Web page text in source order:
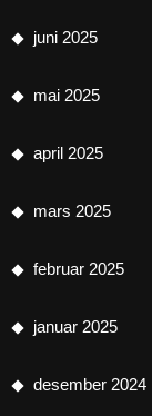
juni 2025
mai 2025
april 2025
mars 2025
februar 2025
januar 2025
desember 2024